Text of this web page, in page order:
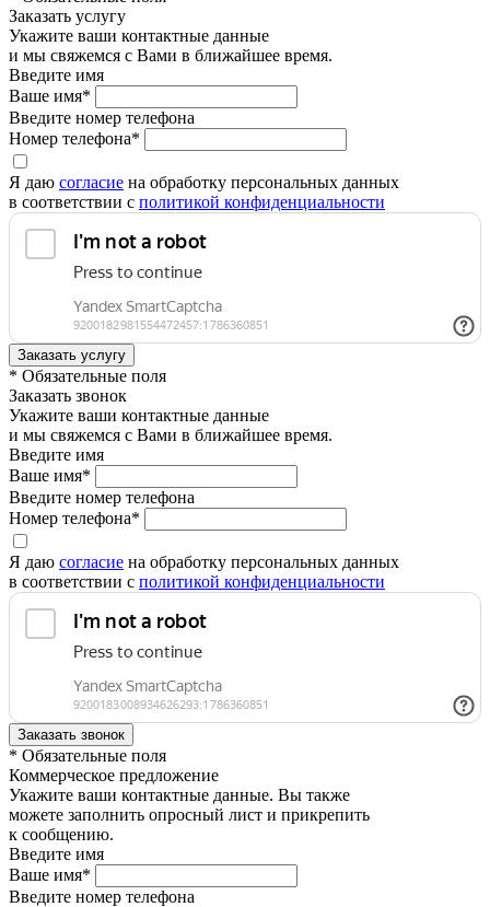
Заказать услугу
Укажите ваши контактные данные
и мы свяжемся с Вами в ближайшее время.
Введите имя
Ваше имя*
Введите номер телефона
Номер телефона*
Я даю согласие на обработку персональных данных
в соответствии с политикой конфиденциальности
* Обязательные поля
Заказать звонок
Укажите ваши контактные данные
и мы свяжемся с Вами в ближайшее время.
Введите имя
Ваше имя*
Введите номер телефона
Номер телефона*
Я даю согласие на обработку персональных данных
в соответствии с политикой конфиденциальности
* Обязательные поля
Коммерческое предложение
Укажите ваши контактные данные. Вы также
можете заполнить опросный лист и прикрепить
к сообщению.
Введите имя
Ваше имя*
Введите номер телефона